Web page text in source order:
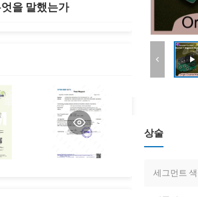
을 말했는가
상술
세그먼트